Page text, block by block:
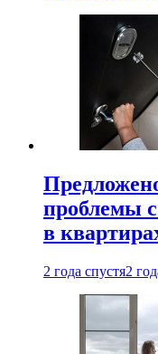
проблемы
в
2 года спустя2